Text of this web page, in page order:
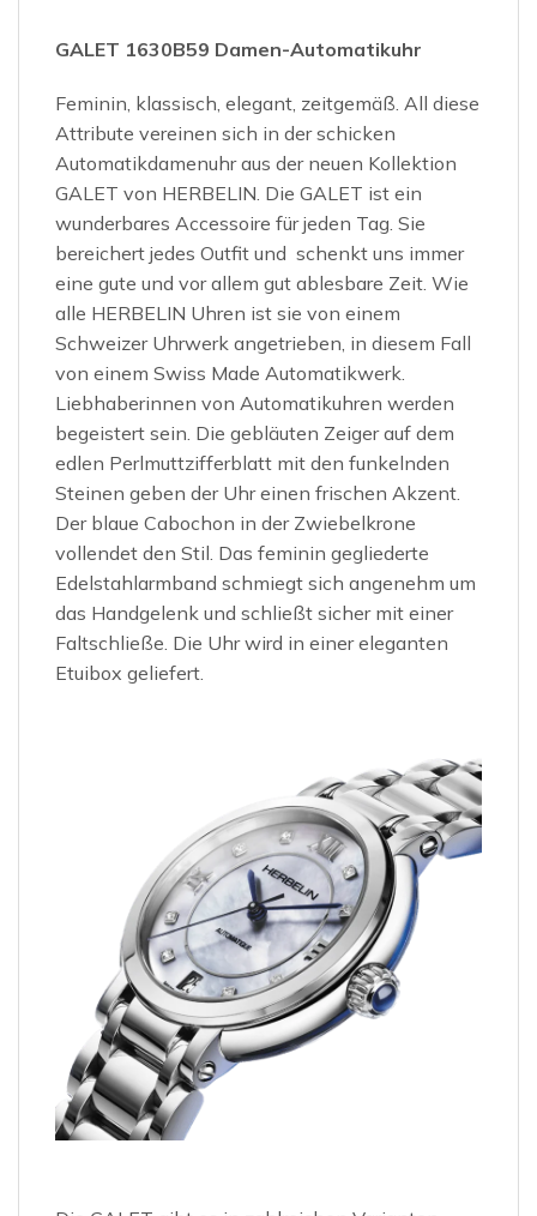
GALET 1630B59 Damen-Automatikuhr
Feminin, klassisch, elegant, zeitgemäß. All diese
Attribute vereinen sich in der schicken
Automatikdamenuhr aus der neuen Kollektion
GALET von HERBELIN. Die GALET ist ein
wunderbares Accessoire für jeden Tag. Sie
bereichert jedes Outfit und schenkt uns immer
eine gute und vor allem gut ablesbare Zeit. Wie
alle HERBELIN Uhren ist sie von einem
Schweizer Uhrwerk angetrieben, in diesem Fall
von einem Swiss Made Automatikwerk.
Liebhaberinnen von Automatikuhren werden
begeistert sein. Die gebläuten Zeiger auf dem
edlen Perlmuttzifferblatt mit den funkelnden
Steinen geben der Uhr einen frischen Akzent.
Der blaue Cabochon in der Zwiebelkrone
vollendet den Stil. Das feminin gegliederte
Edelstahlarmband schmiegt sich angenehm um
das Handgelenk und schließt sicher mit einer
Faltschließe. Die Uhr wird in einer eleganten
Etuibox geliefert.